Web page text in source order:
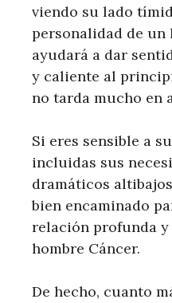
viendo su lado
personalidad de un
ayudará a dar
y caliente al
no tarda mucho en
Si eres sensible a
incluidas sus
dramáticos
bien encaminado
relación profunda
hombre Cáncer.
De hecho, cuanto